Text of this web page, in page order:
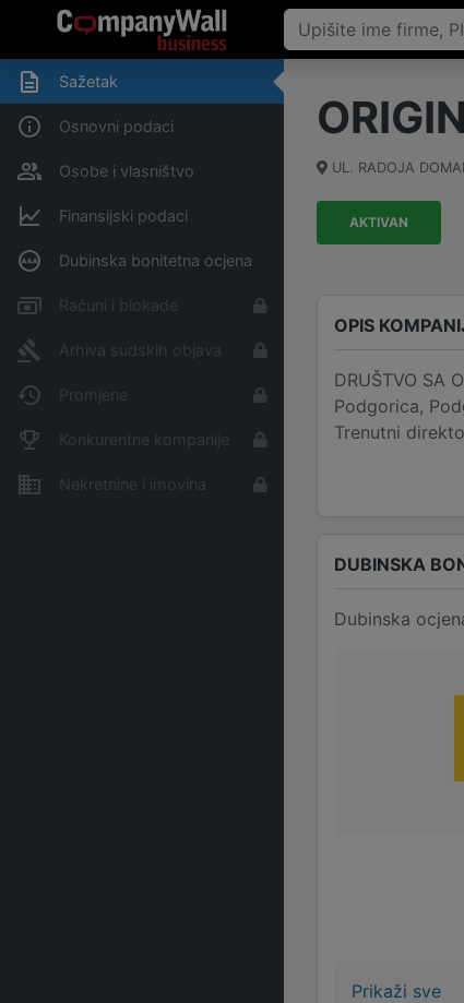
Sažetak
Osnovni podaci
Osobe i vlasništvo
Finansijski podaci
Dubinska bonitetna ocjena
Računi i blokade
Arhiva sudskih objava
Promjene
Konkurentne kompanije
Nekretnine i imovina
UL. RADOJA
AKTIVAN
OPIS
DRUŠTVO SA
Podgorica,
Trenutni
DUBINSKA
Dubinska
Prikaži sve